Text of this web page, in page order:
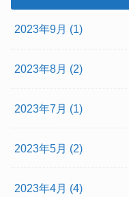
2023年9月 (1)
2023年8月 (2)
2023年7月 (1)
2023年5月 (2)
2023年4月 (4)